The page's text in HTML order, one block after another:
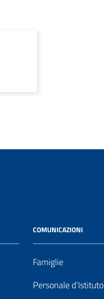
COMUNICAZIONI
Famiglie
Personale d’Istituto